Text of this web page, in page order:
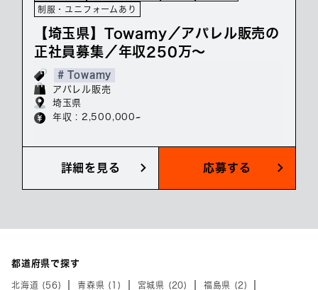
制服・ユニフォームあり
【埼玉県】Towamy／アパレル販売の
正社員募集／年収250万～
# Towamy
アパレル販売
埼玉県
年収 : 2,500,000~
詳細を見る 応募する
都道府県で探す
北海道 (56) 青森県 (1) 宮城県 (20)
福島県 (2)